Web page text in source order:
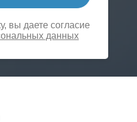
вы даете согласие
данных